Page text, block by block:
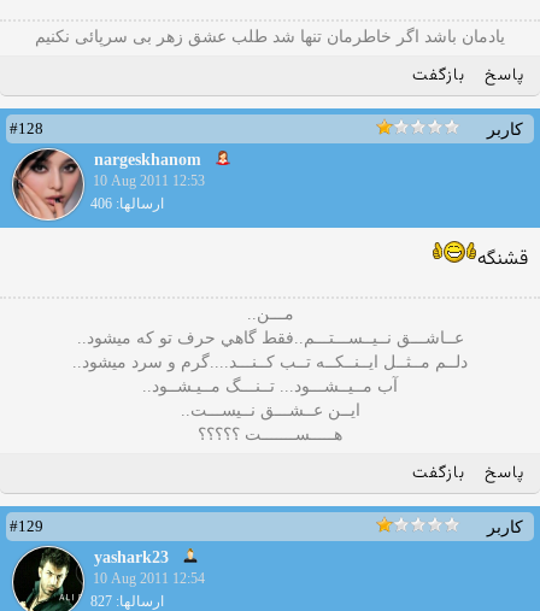
یادمان باشد اگر خاطرمان تنها شد طلب عشق زهر بی سرپائی نکنیم
پاسخ بازگفت
کاربر
#128
nargeskhanom
10 Aug 2011 12:53
ارسالها: 406
قشنگه
مـــن..
عــاشـــق نــيــســـتـــم..فقط گاهي حرف تو كه ميشود..
دلــم مــثــل ايــنــكــه تــب كــنـــد....گرم و سرد ميشود..
آب مــيــشـــود... تــنـــگ مــيـشــود..
ايــن عــشـــق نــيســـت..
هـــــســـــــت ؟؟؟؟؟
پاسخ بازگفت
کاربر
#129
yashark23
10 Aug 2011 12:54
ارسالها: 827